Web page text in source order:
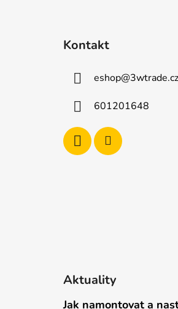
Kontakt
eshop@3wtrade.cz
601201648
Aktuality
Jak namontovat a